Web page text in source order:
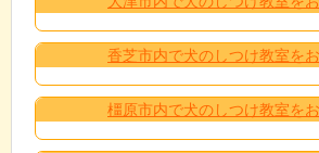
香芝市内で犬のしつけ教室を
橿原市内で犬のしつけ教室を